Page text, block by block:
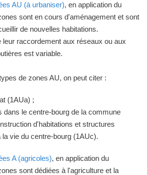
AU (à urbaniser), en application du
sont en cours d'aménagement et sont
de nouvelles habitations.
leur raccordement aux réseaux ou aux
est variable.
de zones AU, on peut citer :
(1AUa) ;
dans le centre-bourg de la commune
d'habitations et structures
vie du centre-bourg (1AUc).
A (agricoles), en application du
sont dédiées à l'agriculture et la